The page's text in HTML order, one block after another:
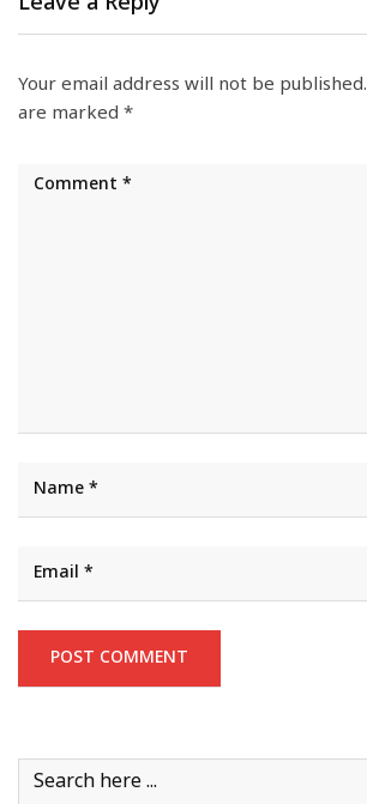
Your email address will not be published.
are marked *